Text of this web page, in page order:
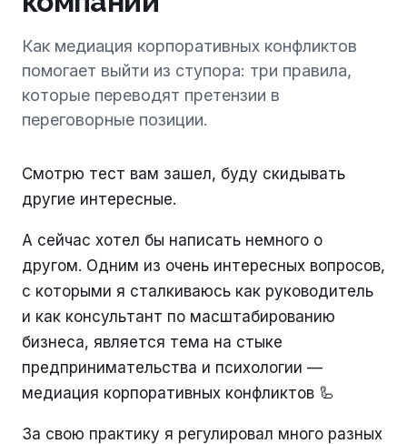
Как медиация корпоративных конфликтов
помогает выйти из ступора: три правила,
которые переводят претензии в
переговорные позиции.
Смотрю тест вам зашел, буду скидывать
другие интересные.
А сейчас хотел бы написать немного о
другом. Одним из очень интересных вопросов,
с которыми я сталкиваюсь как руководитель
и как консультант по масштабированию
бизнеса, является тема на стыке
предпринимательства и психологии —
медиация корпоративных конфликтов 🦾
За свою практику я регулировал много разных